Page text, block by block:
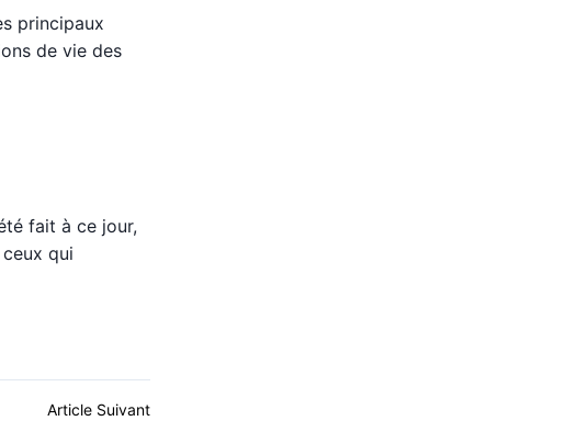
principaux
de vie des
fait à ce jour,
qui
Article Suivant